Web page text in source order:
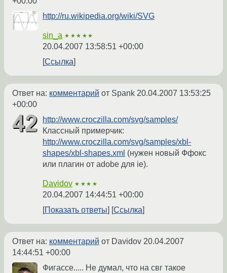
http://ru.wikipedia.org/wiki/SVG
sin_a ★★★★★
20.04.2007 13:58:51 +00:00
Ссылка
Ответ на: комментарий от Spank 20.04.2007 13:53:25
+00:00
http://www.croczilla.com/svg/samples/
Классный примерчик:
http://www.croczilla.com/svg/samples/xbl-
shapes/xbl-shapes.xml (нужен новый Ффокс
или плагин от adobe для ie).
Davidov ★★★★
20.04.2007 14:44:51 +00:00
Показать ответы
Ссылка
Ответ на: комментарий от Davidov 20.04.2007
14:44:51 +00:00
Фигассе..... Не думал, что на свг такое